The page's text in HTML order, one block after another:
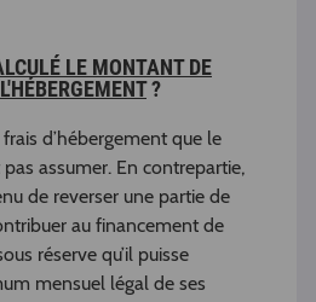
LE MONTANT DE
?
d’hébergement que le
assumer. En contrepartie,
de reverser une partie de
au financement de
réserve qu’il puisse
mensuel légal de ses